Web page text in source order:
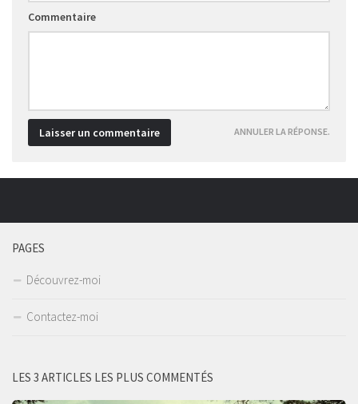
ANNULER LA RÉPONSE.
Commentaire
PAGES
Découvrez-moi
Contactez-moi
LES 3 ARTICLES LES PLUS COMMENTÉS